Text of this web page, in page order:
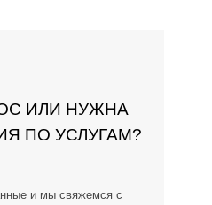
ИЛИ НУЖНА
ПО УСЛУГАМ?
и мы свяжемся с